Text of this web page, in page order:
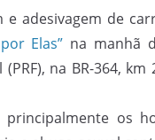
adesivagem de
Elas” na manhã
na BR-364,
os